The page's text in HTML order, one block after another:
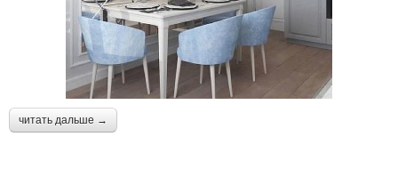
читать дальше →